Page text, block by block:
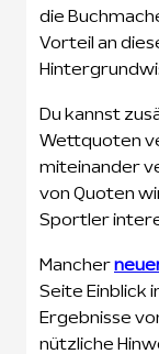
die
Vorteil an
Du kannst
Wettquoten
miteinander
von Quoten
Sportler
Mancher
Seite Einblick
Ergebnisse
nützliche